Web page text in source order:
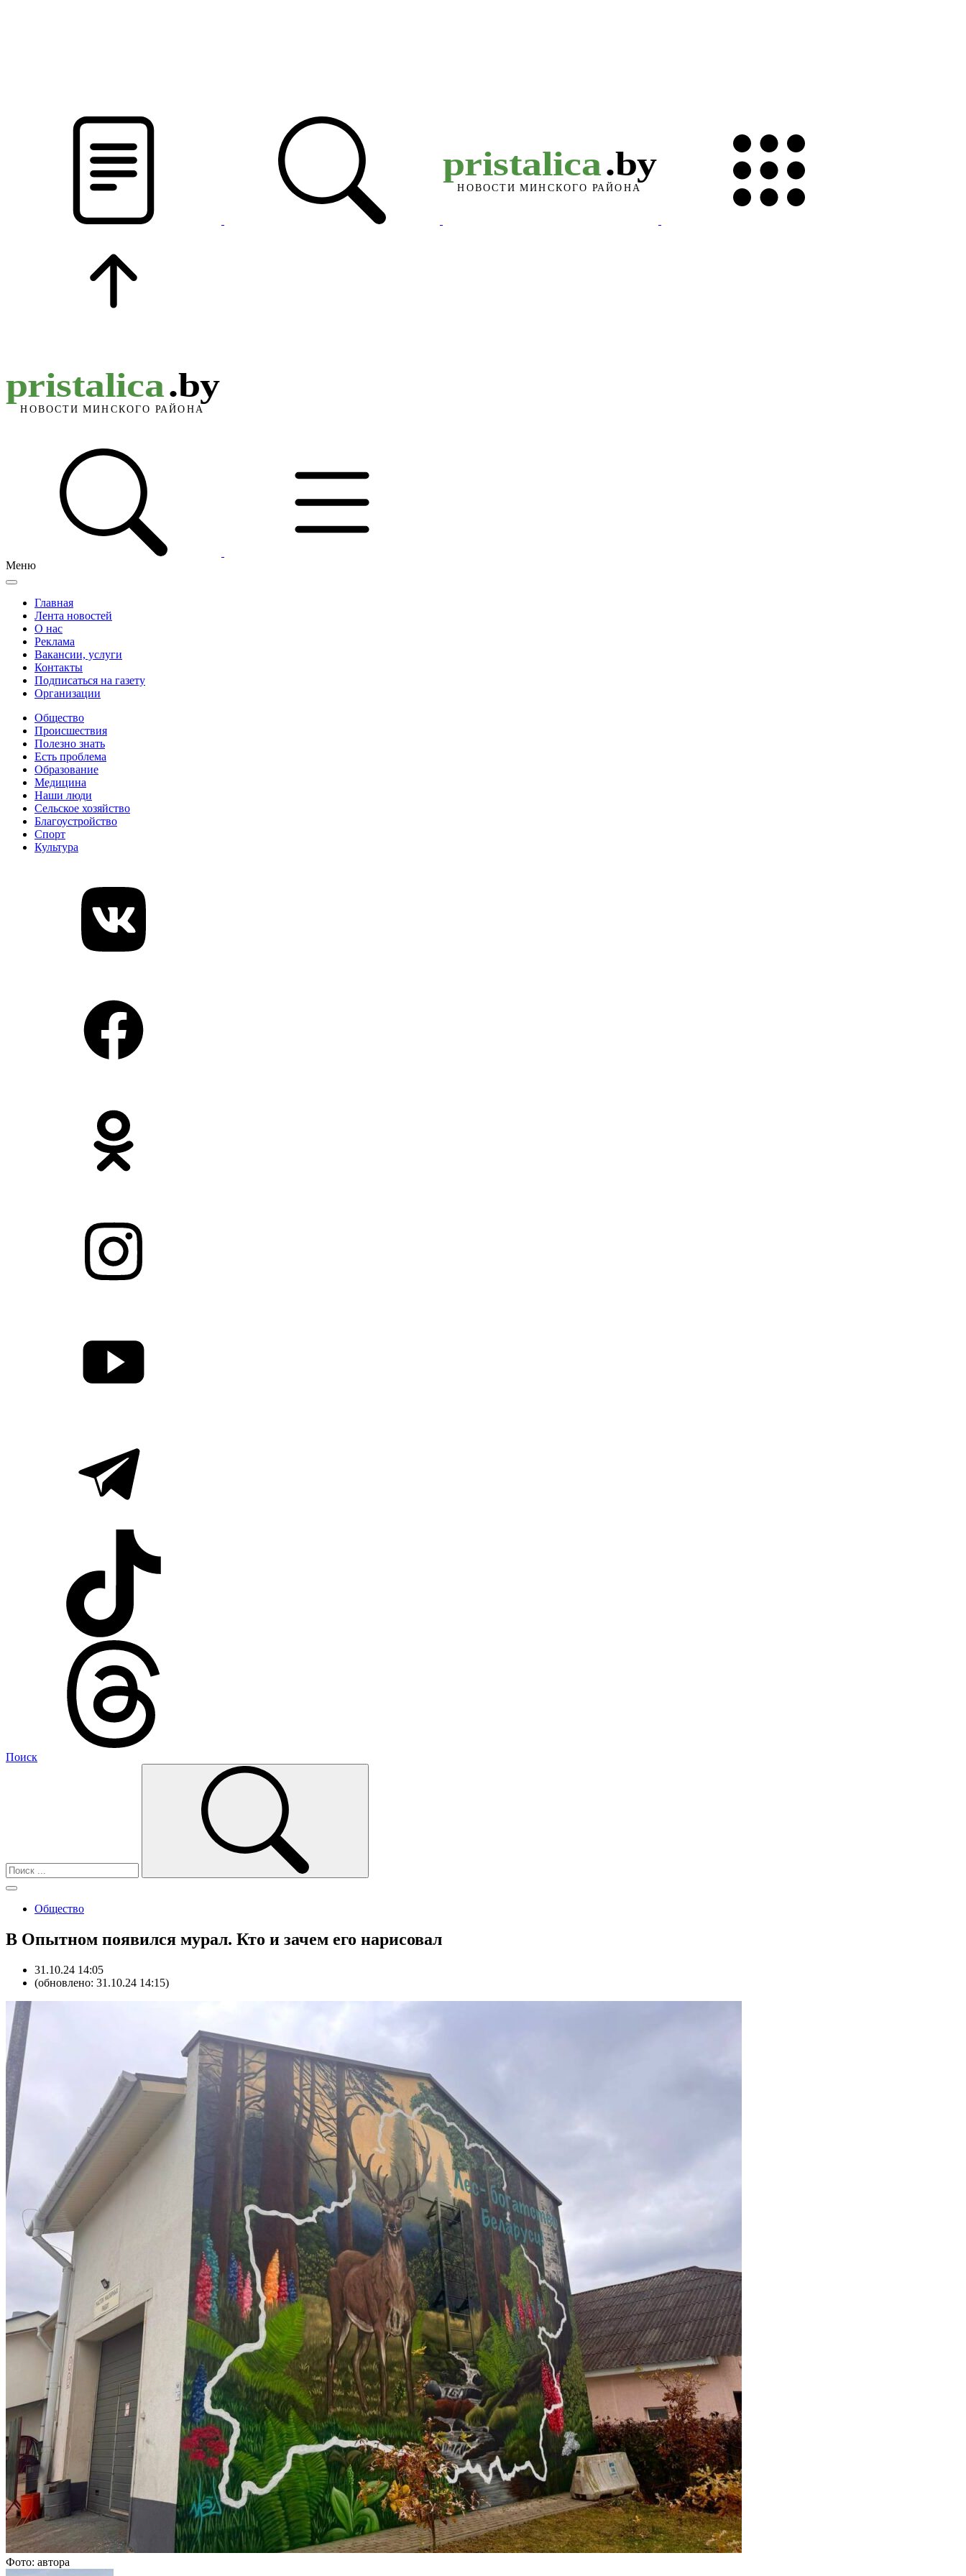
Меню
Главная
Лента новостей
О нас
Реклама
Вакансии, услуги
Контакты
Подписаться на газету
Организации
Общество
Происшествия
Полезно знать
Есть проблема
Образование
Медицина
Наши люди
Сельское хозяйство
Благоустройство
Спорт
Культура
Поиск
Общество
В Опытном появился мурал. Кто и зачем его нарисовал
31.10.24 14:05
(обновлено: 31.10.24 14:15)
Фото: автора